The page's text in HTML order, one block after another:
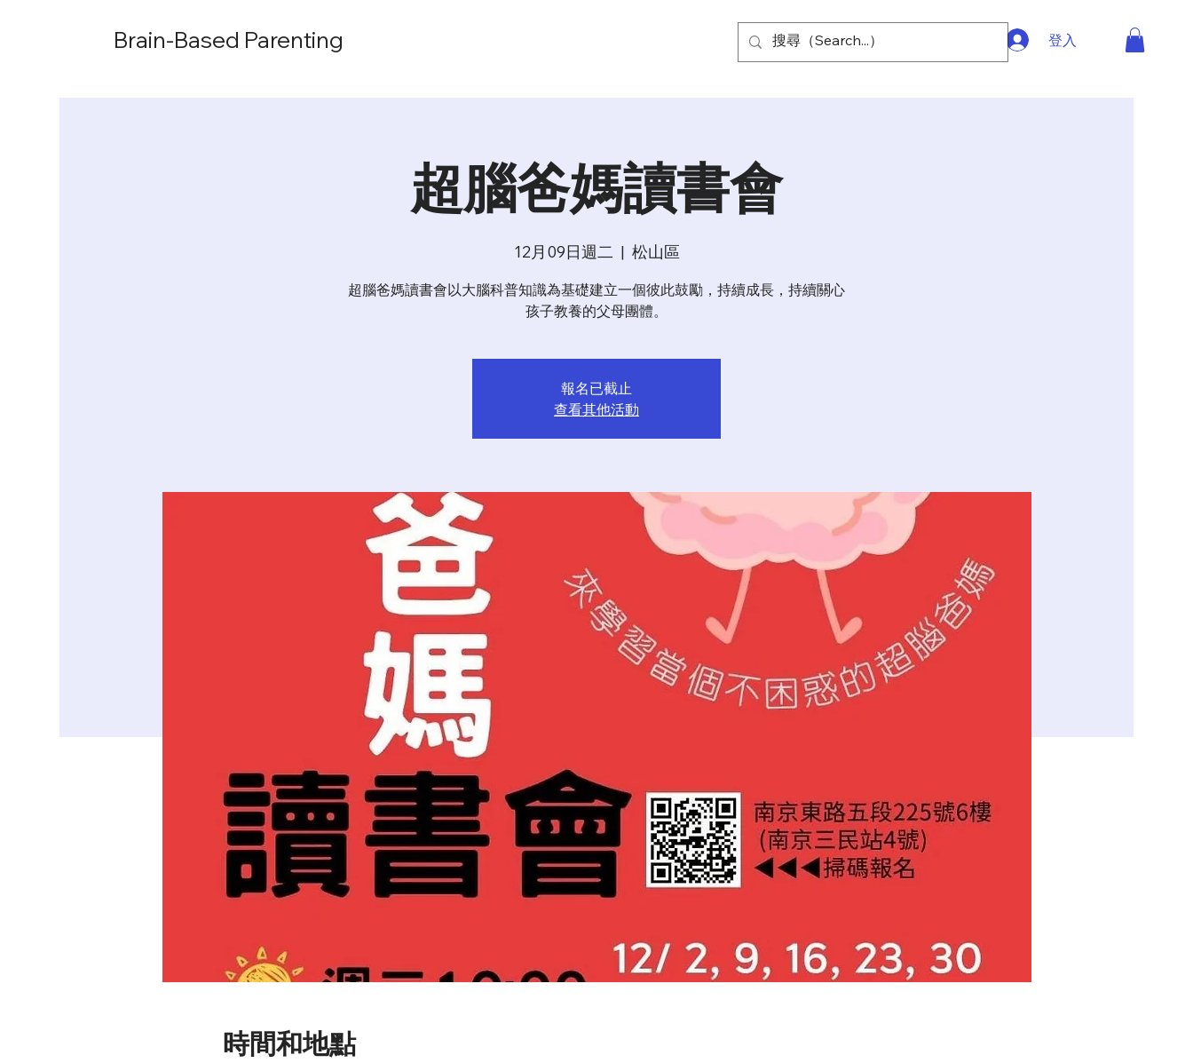
Brain-Based Parenting 登入
超腦爸媽讀書會
12月09日週二
  |
松山區
超腦爸媽讀書會以大腦科普知識為基礎建立一個彼此鼓勵，持續成長，持續關心
報名已截止
查看其他活動
時間和地點